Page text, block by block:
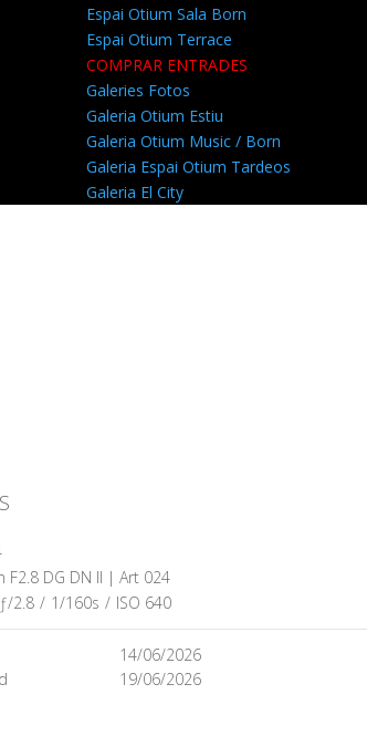
Espai Otium Sala Born
Espai Otium Terrace
COMPRAR ENTRADES
Galeries Fotos
Galeria Otium Estiu
Galeria Otium Music / Born
Galeria Espai Otium Tardeos
Galeria El City
F2.8 DG DN II | Art 024
ƒ/2.8 / 1/160s / ISO 640
14/06/2026
19/06/2026